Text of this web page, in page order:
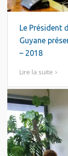
Le Président
Guyane
– 2018
Lire la suite